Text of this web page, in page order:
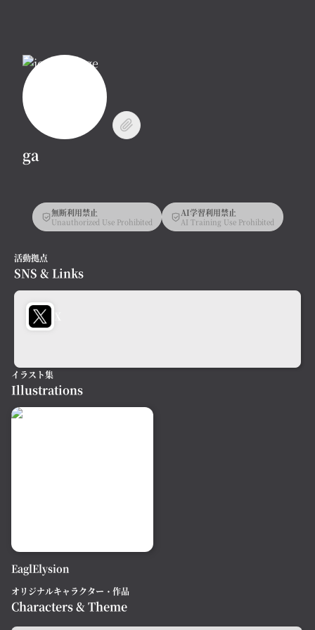
ga
無断利用禁止
Unauthorized Use Prohibited
AI学習利用禁止
AI Training Use Prohibited
活動拠点
SNS & Links
イラスト集
Illustrations
EaglElysion
オリジナルキャラクター・作品
Characters & Theme